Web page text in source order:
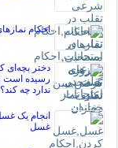
احكام
دختر بچه‌ای
رسیده است
ندارد چه کند؟
انجام یک
غسل